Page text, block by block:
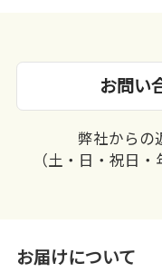
お問い
弊社からの
（土・日・祝日
お届けについて